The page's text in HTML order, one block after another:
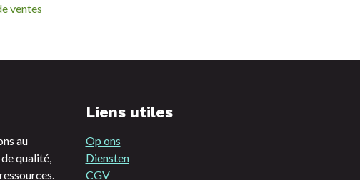
ventes
au
qualité,
Liens utiles
Op ons
Diensten
CGV